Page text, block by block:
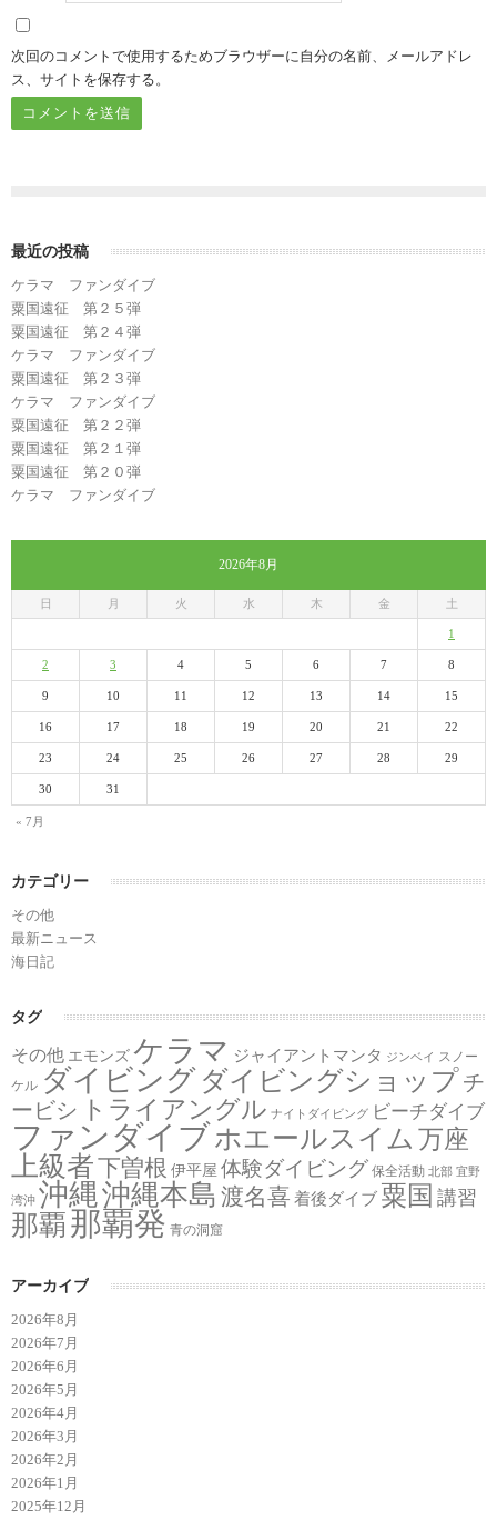
次回のコメントで使用するためブラウザーに自分の名前、メールアドレ
ス、サイトを保存する。
最近の投稿
ケラマ ファンダイブ
粟国遠征 第２５弾
粟国遠征 第２４弾
ケラマ ファンダイブ
粟国遠征 第２３弾
ケラマ ファンダイブ
粟国遠征 第２２弾
粟国遠征 第２１弾
粟国遠征 第２０弾
ケラマ ファンダイブ
2026年8月
日 月 火 水 木 金 土
« 7月
1
2 3 4 5 6 7 8
9 10 11 12 13 14 15
16 17 18 19 20 21 22
23 24 25 26 27 28 29
30 31
カテゴリー
その他
最新ニュース
海日記
タグ
その他 エモンズ ケラマ ジャイアントマンタ ジンベイ スノー
ケル ダイビング ダイビングショップチ
ービシ
トライアングル ナイトダイビング ビーチダイブ
ファンダイブホエールスイム 万座
上級者下曽根 伊平屋 体験ダイビング 保全活動 北部 宜野
湾沖 沖縄沖縄本島 渡名喜 着後ダイブ 粟国 講習
那覇 那覇発 青の洞窟
アーカイブ
2026年8月
2026年7月
2026年6月
2026年5月
2026年4月
2026年3月
2026年2月
2026年1月
2025年12月